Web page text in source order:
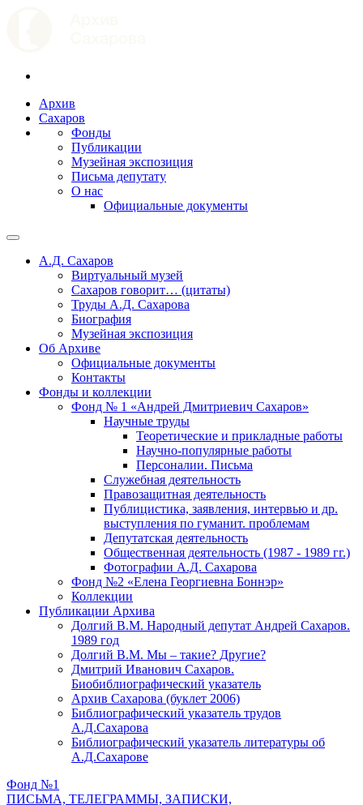
Архив
Сахаров
Фонды
Публикации
Музейная экспозиция
Письма депутату
О нас
Официальные документы
А.Д. Сахаров
Виртуальный музей
Сахаров говорит… (цитаты)
Труды А.Д. Сахарова
Биография
Музейная экспозиция
Об Архиве
Официальные документы
Контакты
Фонды и коллекции
Фонд № 1 «Андрей Дмитриевич Сахаров»
Научные труды
Теоретические и прикладные работы
Научно-популярные работы
Персоналии. Письма
Служебная деятельность
Правозащитная деятельность
Публицистика, заявления, интервью и др.
выступления по гуманит. проблемам
Депутатская деятельность
Общественная деятельность (1987 - 1989 гг.)
Фотографии А.Д. Сахарова
Фонд №2 «Елена Георгиевна Боннэр»
Коллекции
Публикации Архива
Долгий В.М. Народный депутат Андрей Сахаров.
1989 год
Долгий В.М. Мы – такие? Другие?
Дмитрий Иванович Сахаров.
Биобиблиографический указатель
Архив Сахарова (буклет 2006)
Библиографический указатель трудов
А.Д.Сахарова
Библиографический указатель литературы об
А.Д.Сахарове
Фонд №1
ПИСЬМА, ТЕЛЕГРАММЫ, ЗАПИСКИ,